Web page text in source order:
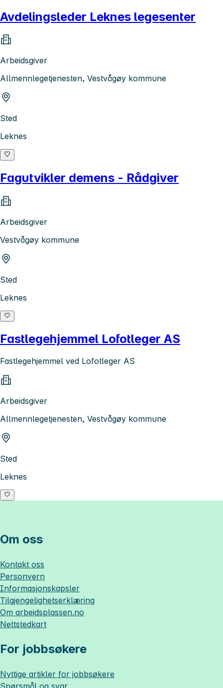
Avdelingsleder Leknes legesenter
Arbeidsgiver
Allmennlegetjenesten, Vestvågøy kommune
Sted
Leknes
Fagutvikler demens - Rådgiver
Arbeidsgiver
Vestvågøy kommune
Sted
Leknes
Fastlegehjemmel Lofotleger AS
Fastlegehjemmel ved Lofotleger AS
Arbeidsgiver
Allmennlegetjenesten, Vestvågøy kommune
Sted
Leknes
Om oss
Kontakt oss
Personvern
Informasjonskapsler
Tilgjengelighetserklæring
Om arbeidsplassen.no
Nettstedkart
For jobbsøkere
Nyttige artikler for jobbsøkere
Spørsmål og svar